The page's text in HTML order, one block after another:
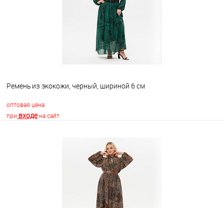
Ремень из экокожи, черный, шириной 6 см
оптовая цена
при входена сайт
В корзину